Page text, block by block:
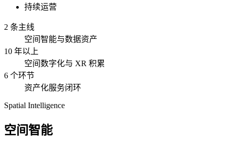
持续运营
2 条主线
空间智能与数据资产
10 年以上
空间数字化与 XR 积累
6 个环节
资产化服务闭环
Spatial Intelligence
空间智能